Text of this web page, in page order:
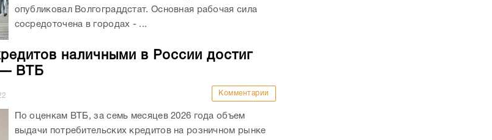
опубликовал Волгограддстат. Основная рабочая сила
сосредоточена в городах - ...
наличными в России достиг
— ВТБ
Комментарии
По оценкам ВТБ, за семь месяцев 2026 года объем
выдачи потребительских кредитов на розничном рынке